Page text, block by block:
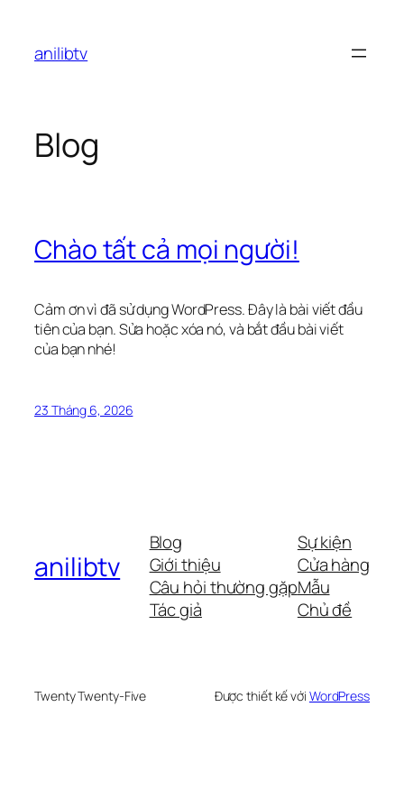
phầnanilibtv
Blog
Chào tất cả mọi người!
Cảm ơn vì đã sử dụng WordPress. Đây là bài viết đầu
tiên của bạn. Sửa hoặc xóa nó, và bắt đầu bài viết
của bạn nhé!
23 Tháng 6, 2026
anilibtv
Blog
Giới thiệu
Câu hỏi thường gặp
Tác giả
Sự kiện
Cửa hàng
Mẫu
Chủ đề
Twenty Twenty-Five Được thiết kế với WordPress